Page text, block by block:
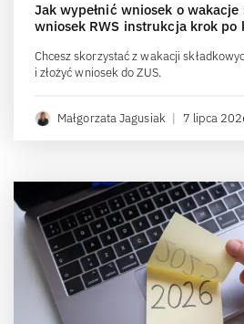
Jak wypełnić wniosek o wakacje
wniosek RWS instrukcja krok po
Chcesz skorzystać z wakacji
i złożyć wniosek do ZUS.
Małgorzata Jagusiak | 7 lipca